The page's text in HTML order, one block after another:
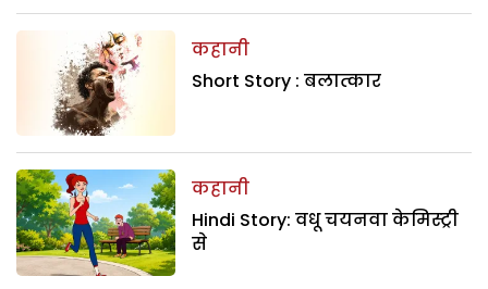
कहानी
Short Story : बलात्कार
कहानी
Hindi Story: वधू चयनवा केमिस्ट्री
से